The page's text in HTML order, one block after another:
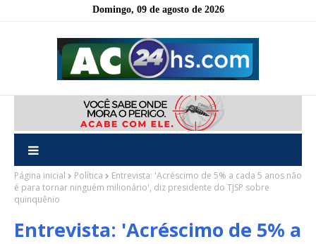
Domingo, 09 de agosto de 2026
Página inicial Política
Entrevista: 'Acréscimo de 5% a cada 5 anos não
é para tornar ninguém milionário', diz presidente do TJSP sobre
quinquênio
Entrevista: 'Acréscimo de 5% a